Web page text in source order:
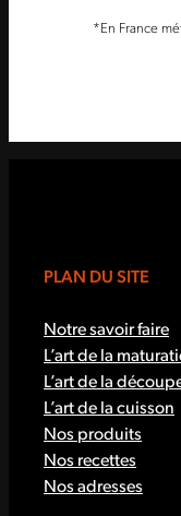
*En France
PLAN DU SITE
Notre savoir faire
L’art de la
L’art de la
L’art de la cuisson
Nos produits
Nos recettes
Nos adresses